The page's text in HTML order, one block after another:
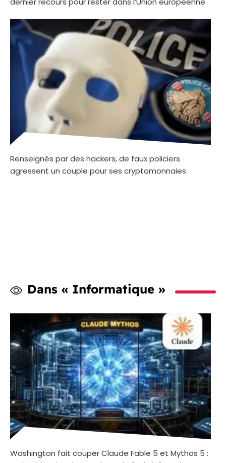
Renseignés par des hackers, de faux policiers
agressent un couple pour ses cryptomonnaies
Dans « Informatique »
Washington fait couper Claude Fable 5 et Mythos 5 :